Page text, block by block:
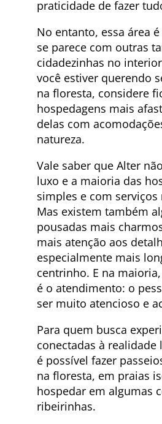
praticidade de fazer
No entanto, essa área
se parece com outras
cidadezinhas no
você estiver querendo
na floresta, considere
hospedagens mais
delas com
natureza.
Vale saber que Alter
luxo e a maioria das
simples e com serviços
Mas existem também
pousadas mais
mais atenção aos
especialmente mais
centrinho. E na
é o atendimento: o
ser muito atencioso e
Para quem busca
conectadas à realidade
é possível fazer
na floresta, em praias
hospedar em algumas
ribeirinhas.